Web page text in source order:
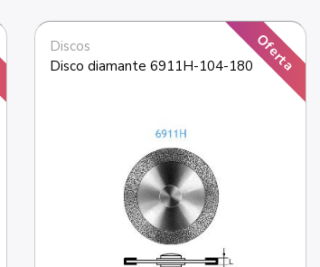
Oferta
Discos
Disco diamante 6911H-104-180